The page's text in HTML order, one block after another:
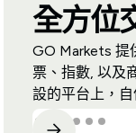
全方位
GO Markets 提
票、指數, 以及
設的平台上，